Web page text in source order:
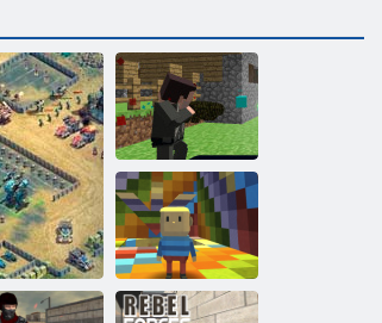
Пиксельная
война:
Пиксельное
оружие.
Апокалипсис 3